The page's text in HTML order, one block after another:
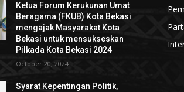
Ketua Forum Kerukunan Umat
Beragama (FKUB) Kota Bekasi
mengajak Masyarakat Kota
Bekasi untuk mensukseskan
Pilkada Kota Bekasi 2024
October 20, 2024
Syarat Kepentingan Politik,